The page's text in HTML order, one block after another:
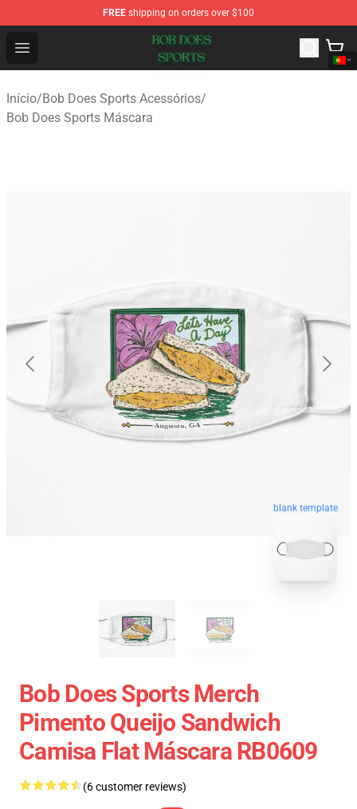
FREE shipping on orders over $100
Open menu
Bob Does Sports Store - Official Bob Does Sports
Início/Bob Does Sports Acessórios/
Bob Does Sports Máscara
blank template
Bob Does Sports Merch
Pimento Queijo Sandwich
Camisa Flat Máscara RB0609
(6 customer reviews)